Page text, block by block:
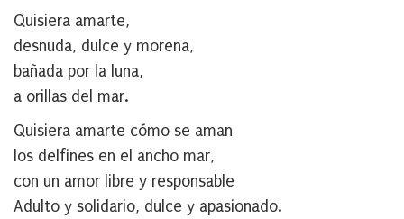
Quisiera amarte,
desnuda, dulce y morena,
bañada por la luna,
a orillas del mar.
Quisiera amarte cómo se aman
los delfines en el ancho mar,
con un amor libre y responsable
Adulto y solidario, dulce y apasionado.